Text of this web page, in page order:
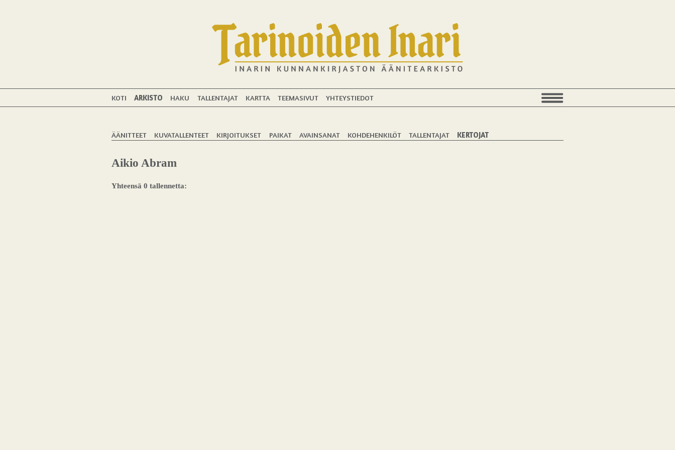
KOTI ARKISTO HAKU TALLENTAJAT KARTTA TEEMASIVUT YHTEYSTIEDOT
ÄÄNITTEET KUVATALLENTEET KIRJOITUKSET PAIKAT AVAINSANAT KOHDEHENKILÖT TALLENTAJAT KERTOJAT
Aikio Abram
Yhteensä 0 tallennetta: